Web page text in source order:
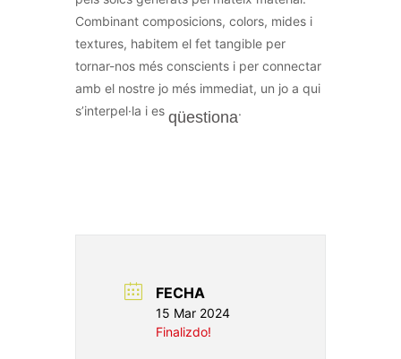
Combinant composicions, colors, mides i
textures, habitem el fet tangible per
tornar-nos més conscients i per connectar
amb el nostre jo més immediat, un jo a qui
s’interpel·la i es qüestiona.
FECHA
15 Mar 2024
Finalizdo!